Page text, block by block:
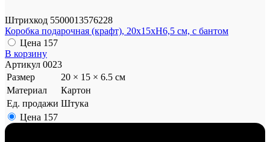
Штрихкод 5500013576228
Коробка подарочная (крафт), 20х15хН6,5 см, с бантом
Цена 157
В корзину
Артикул 0023
Размер
20 × 15 × 6.5 см
Материал
Картон
Ед. продажи Штука
Цена 157